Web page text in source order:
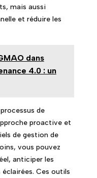
mais aussi
et réduire les
dans
4.0 : un
de
proactive et
de gestion de
vous pouvez
anticiper les
Ces outils